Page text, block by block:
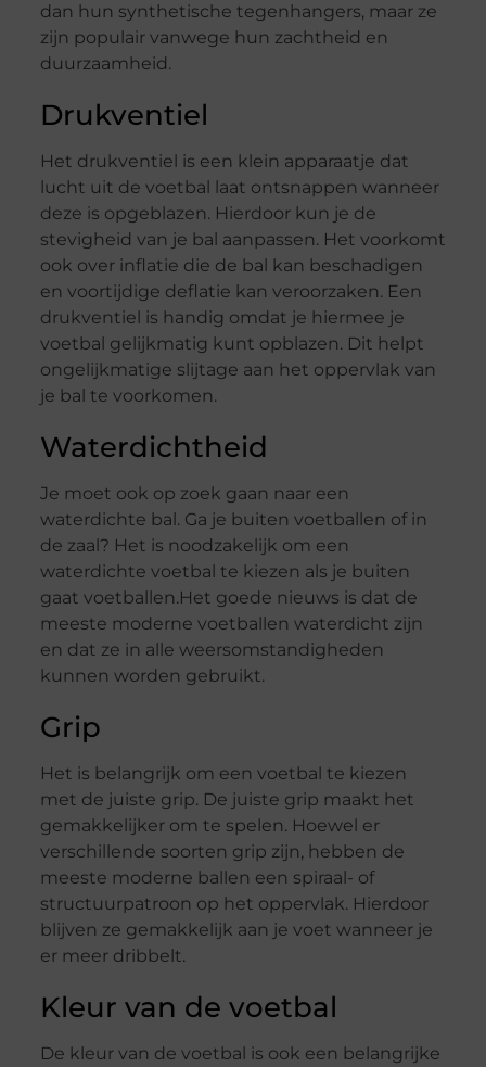
dan hun synthetische tegenhangers, maar ze
zijn populair vanwege hun zachtheid en
duurzaamheid.
Drukventiel
Het drukventiel is een klein apparaatje dat
lucht uit de voetbal laat ontsnappen wanneer
deze is opgeblazen. Hierdoor kun je de
stevigheid van je bal aanpassen. Het voorkomt
ook over inflatie die de bal kan beschadigen
en voortijdige deflatie kan veroorzaken. Een
drukventiel is handig omdat je hiermee je
voetbal gelijkmatig kunt opblazen. Dit helpt
ongelijkmatige slijtage aan het oppervlak van
je bal te voorkomen.
Waterdichtheid
Je moet ook op zoek gaan naar een
waterdichte bal. Ga je buiten voetballen of in
de zaal? Het is noodzakelijk om een
waterdichte voetbal te kiezen als je buiten
gaat voetballen.Het goede nieuws is dat de
meeste moderne voetballen waterdicht zijn
en dat ze in alle weersomstandigheden
kunnen worden gebruikt.
Grip
Het is belangrijk om een ​​voetbal te kiezen
met de juiste grip. De juiste grip maakt het
gemakkelijker om te spelen. Hoewel er
verschillende soorten grip zijn, hebben de
meeste moderne ballen een spiraal- of
structuurpatroon op het oppervlak. Hierdoor
blijven ze gemakkelijk aan je voet wanneer je
er meer dribbelt.
Kleur van de voetbal
De kleur van de voetbal is ook een belangrijke